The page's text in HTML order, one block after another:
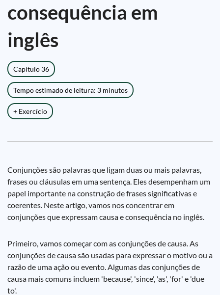
consequência em
inglês
Capítulo 36
Tempo estimado de leitura: 3 minutos
+ Exercício
Conjunções são palavras que ligam duas ou mais palavras,
frases ou cláusulas em uma sentença. Eles desempenham um
papel importante na construção de frases significativas e
coerentes. Neste artigo, vamos nos concentrar em
conjunções que expressam causa e consequência no inglês.
Primeiro, vamos começar com as conjunções de causa. As
conjunções de causa são usadas para expressar o motivo ou a
razão de uma ação ou evento. Algumas das conjunções de
causa mais comuns incluem 'because', 'since', 'as', 'for' e 'due
to'.